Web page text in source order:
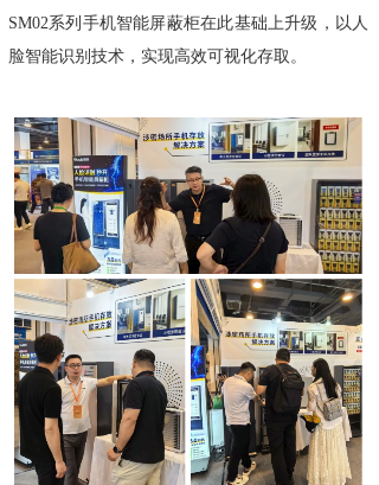
SM02系列手机智能屏蔽柜在此基础上升级，以人
脸智能识别技术，实现高效可视化存取。